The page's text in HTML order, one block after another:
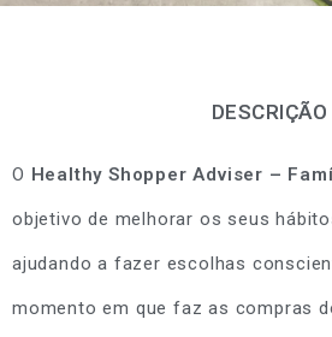
DESCRIÇÃO
O Healthy Shopper Adviser –
objetivo de melhorar os seus
ajudando a fazer escolhas
momento em que faz as compras